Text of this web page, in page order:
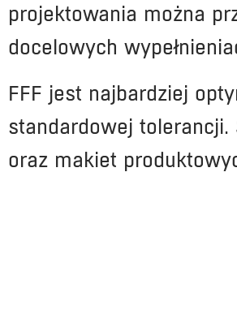
projektowania można
docelowych
FFF jest najbardziej
standardowej
oraz makiet